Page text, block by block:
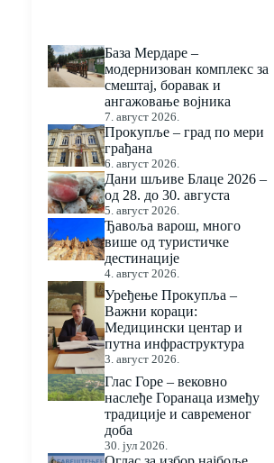
База Мердаре –
модернизован комплекс за
смештај, боравак и
ангажовање војника
7. август 2026.
Прокупље – град по мери
грађана
6. август 2026.
Дани шљиве Блаце 2026 –
од 28. до 30. августа
5. август 2026.
Ђавоља варош, много
више од туристичке
дестинације
4. август 2026.
Уређење Прокупља –
Важни кораци:
Медицински центар и
путна инфраструктура
3. август 2026.
Глас Горе – вековно
наслеђе Горанаца између
традиције и савременог
доба
30. јул 2026.